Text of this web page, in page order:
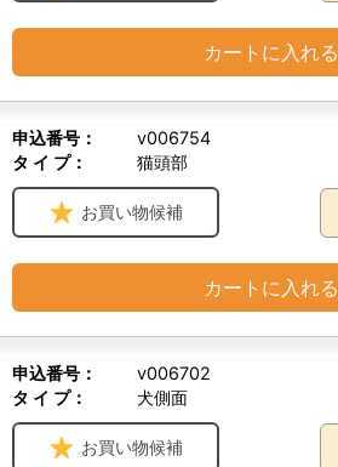
カートに入れる
申込番号：
v006754
タ イ プ：
猫頭部
お買い物候補
カートに入れる
申込番号：
v006702
タ イ プ：
犬側面
お買い物候補